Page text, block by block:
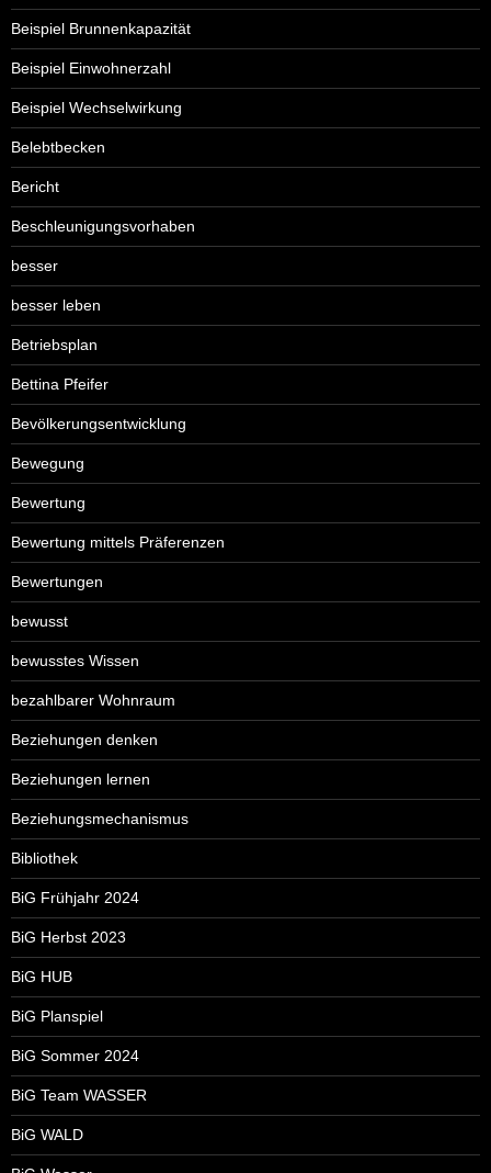
Beispiel Brunnenkapazität
Beispiel Einwohnerzahl
Beispiel Wechselwirkung
Belebtbecken
Bericht
Beschleunigungsvorhaben
besser
besser leben
Betriebsplan
Bettina Pfeifer
Bevölkerungsentwicklung
Bewegung
Bewertung
Bewertung mittels Präferenzen
Bewertungen
bewusst
bewusstes Wissen
bezahlbarer Wohnraum
Beziehungen denken
Beziehungen lernen
Beziehungsmechanismus
Bibliothek
BiG Frühjahr 2024
BiG Herbst 2023
BiG HUB
BiG Planspiel
BiG Sommer 2024
BiG Team WASSER
BiG WALD